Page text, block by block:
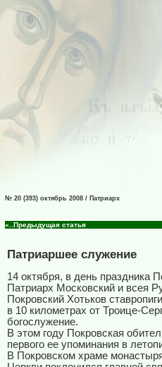
№ 20 (393) октябрь 2008 / Патриарх
«..Предыдущая статья
Патриаршее служение
14 октября, в день праздника
Патриарх Московский и всея
Покровский Хотьков
в 10 километрах от Троице-
богослужение.
В этом году Покровская
первого ее упоминания в
В Покровском храме